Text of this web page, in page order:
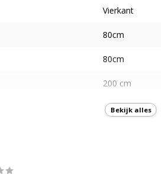
Vierkant
80cm
80cm
200 cm
Schuifdeur
Bekijk alles